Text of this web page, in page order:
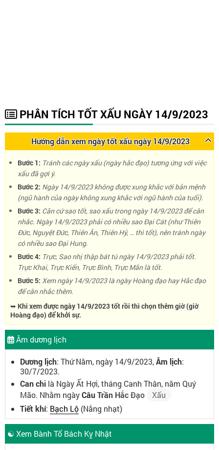
PHÂN TÍCH TỐT XẤU NGÀY 14/9/2023
Hướng dẫn xem ngày tốt xấu ngày 14/9/2023
Bước 1: Tránh các ngày xấu (ngày hắc đạo) tương ứng với việc
xấu đã gợi ý.
Bước 2: Ngày 14/9/2023 không được xung khắc với bản mệnh
(ngũ hành của ngày không xung khắc với ngũ hành của tuổi).
Bước 3: Căn cứ sao tốt, sao xấu trong ngày 14/9/2023 để cân
nhắc. Ngày 14/9/2023 phải có nhiều sao Đại Cát (như Thiên
Đức, Nguyệt Đức, Thiên Ân, Thiên Hỷ, … thì tốt), nên tránh ngày
có nhiều sao Đại Hung.
Bước 4: Trực, Sao nhị thập bát tú ngày 14/9/2023 phải tốt.
Trực Khai, Trực Kiến, Trực Bình, Trực Mãn là tốt.
Bước 5: Xem ngày 14/9/2023 là ngày Hoàng đạo hay Hắc đạo
để cân nhắc thêm.
➥ Khi xem được ngày 14/9/2023 tốt rồi thì chọn thêm giờ (giờ
Hoàng đạo) để khởi sự.
Âm dương lịch
Dương lịch: Thứ Năm, ngày 14/9/2023,Âm lịch:
30/7/2023.
Can chi là Ngày Ất Hợi, tháng Canh Thân, năm Quý
Mão. Nhằm ngàyCâu Trần Hắc Đạo
Xấu
Tiết khí: Bạch Lộ (Nắng nhạt)
☯ Xem Bành Tổ Bách Kỵ Nhật